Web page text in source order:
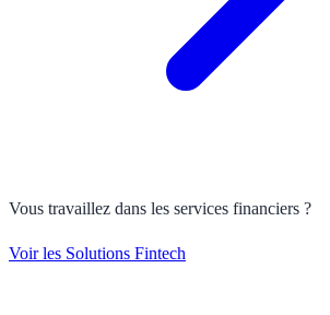
Vous travaillez dans les services financiers ?
Voir les Solutions Fintech